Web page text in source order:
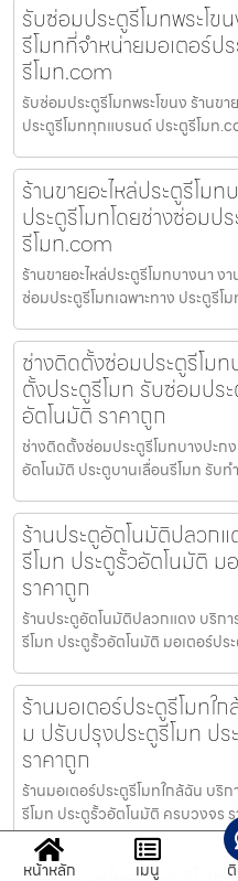
รับซ่อมประตูรีโมทพระโข
รีโมทที่จำหน่ายมอเตอร์ป
รีโมท.com
รับซ่อมประตูรีโมทพระโขนง ร้านข
ประตูรีโมททุกแบรนด์ ประตูรีโมท
ร้านขายอะไหล่ประตูรีโม
ประตูรีโมทโดยช่างซ่อมป
รีโมท.com
ร้านขายอะไหล่ประตูรีโมทบางนา
ซ่อมประตูรีโมทเฉพาะทาง ประตูรี
ช่างติดตั้งซ่อมประตูรีโมท
ตั้งประตูรีโมท รับซ่อมปร
อัตโนมัติ ราคาถูก
ช่างติดตั้งซ่อมประตูรีโมทบางปะก
อัตโนมัติ ประตูบานเลื่อนรีโมท รับท
ร้านประตูอัตโนมัติปลวก
รีโมท ประตูรั้วอัตโนมัติ ม
ราคาถูก
ร้านประตูอัตโนมัติปลวกแดง บริก
รีโมท ประตูรั้วอัตโนมัติ มอเตอร์ปร
ร้านมอเตอร์ประตูรีโมท
ม ปรับปรุงประตูรีโมท ป
ราคาถูก
ร้านมอเตอร์ประตูรีโมทใกล้ฉัน บ
รีโมท ประตูรั้วอัตโนมัติ ครบวงจร
หน้าหลัก เมนู